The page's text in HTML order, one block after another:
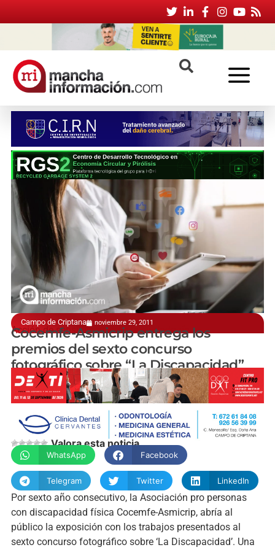
Campo de Criptana noviembre 29, 2011
Acción de sensibilización a la ciudadanía
Cocemfe-Asmicrip entrega los
premios del sexto concurso
fotográfico sobre “La Discapacidad”
manchainformacion.com
Valora esta noticia
WhatsApp Facebook
Telegram Twitter LinkedIn
Por sexto año consecutivo, la Asociación pro personas
con discapacidad física Cocemfe-Asmicrip, abría al
público la exposición con los trabajos presentados al
sexto concurso fotográfico sobre ‘La Discapacidad’. Una